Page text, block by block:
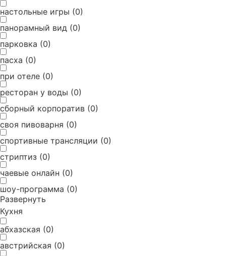
настольные игры (0)
панорамный вид (0)
парковка (0)
пасха (0)
при отеле (0)
ресторан у воды (0)
сборный корпоратив (0)
своя пивоварня (0)
спортивные трансляции (0)
стриптиз (0)
чаевые онлайн (0)
шоу-программа (0)
Развернуть
Кухня
абхазская (0)
австрийская (0)